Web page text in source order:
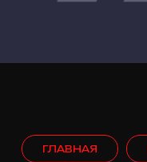
ГЛАВНАЯ